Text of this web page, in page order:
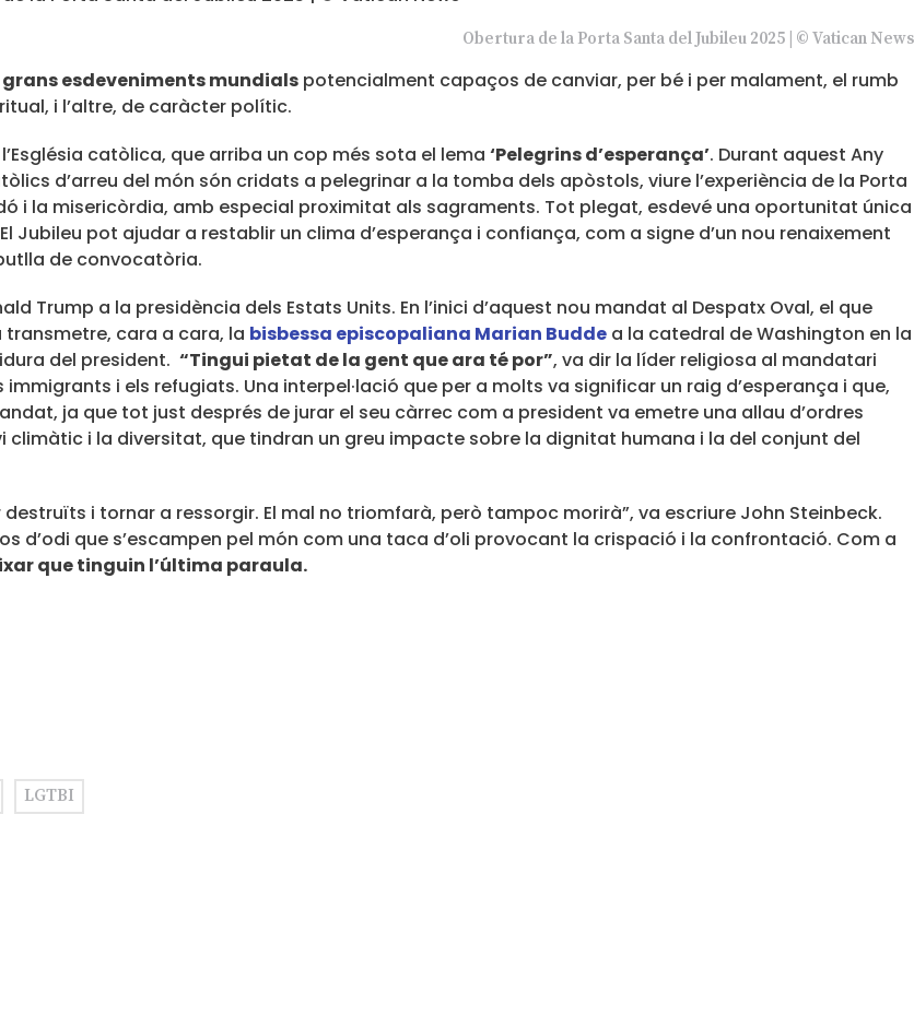
Obertura de la Porta Santa del Jubileu 2025 | © Vatican News
grans esdeveniments mundials potencialment capaços de canviar, per bé i per malament, el rumb
i l’altre, de caràcter polític.
catòlica, que arriba un cop més sota el lema ‘Pelegrins d’esperança’. Durant aquest Any
d’arreu del món són cridats a pelegrinar a la tomba dels apòstols, viure l’experiència de la Porta
i la misericòrdia, amb especial proximitat als sagraments. Tot plegat, esdevé una oportunitat única
pot ajudar a restablir un clima d’esperança i confiança, com a signe d’un nou renaixement
de convocatòria.
Trump a la presidència dels Estats Units. En l’inici d’aquest nou mandat al Despatx Oval, el que
transmetre, cara a cara, la bisbessa episcopaliana Marian Budde a la catedral de Washington en la
del president. “Tingui pietat de la gent que ara té por”, va dir la líder religiosa al mandatari
i els refugiats. Una interpel·lació que per a molts va significar un raig d’esperança i que,
ja que tot just després de jurar el seu càrrec com a president va emetre una allau d’ordres
climàtic i la diversitat, que tindran un greu impacte sobre la dignitat humana i la del conjunt del
i tornar a ressorgir. El mal no triomfarà, però tampoc morirà”, va escriure John Steinbeck.
d’odi que s’escampen pel món com una taca d’oli provocant la crispació i la confrontació. Com a
que tinguin l’última paraula.
LGTBI